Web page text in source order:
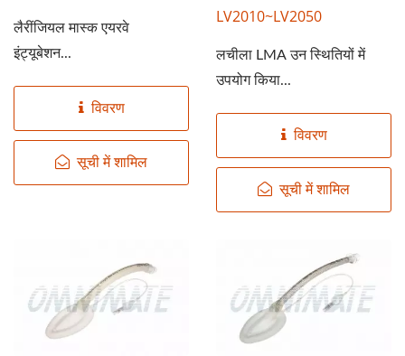
लैरींजियल मास्क एयरवे
इंट्यूबेशन...
विवरण
सूची में शामिल
LV2010~LV2050
लचीला LMA उन स्थितियों में
उपयोग किया...
विवरण
सूची में शामिल